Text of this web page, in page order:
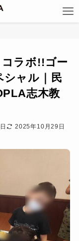
コラボ!!ゴー
ャル｜民
志木教
2025年10月29日